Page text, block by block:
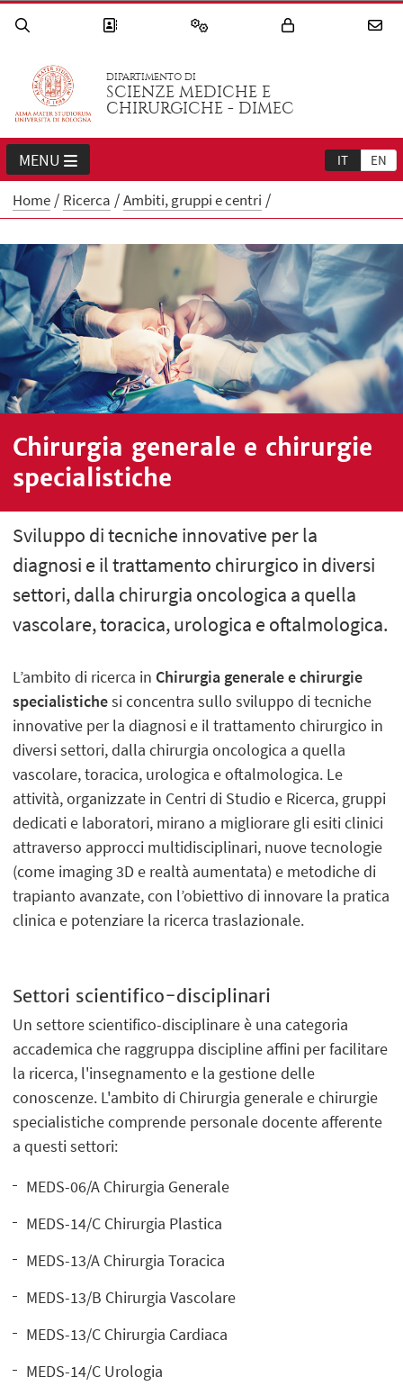
DIPARTIMENTO DI
SCIENZE MEDICHE E
CHIRURGICHE - DIMEC
IT EN
MENU
Home Ricerca Ambiti, gruppi e centri
Chirurgia generale e chirurgie
specialistiche
Sviluppo di tecniche innovative per la
diagnosi e il trattamento chirurgico in diversi
settori, dalla chirurgia oncologica a quella
vascolare, toracica, urologica e oftalmologica.
L’ambito di ricerca in Chirurgia generale e chirurgie
specialistichesi concentra sullo sviluppo di tecniche
innovative per la diagnosi e il trattamento chirurgico in
diversi settori, dalla chirurgia oncologica a quella
vascolare, toracica, urologica e oftalmologica. Le
attività, organizzate in Centri di Studio e Ricerca, gruppi
dedicati e laboratori, mirano a migliorare gli esiti clinici
attraverso approcci multidisciplinari, nuove tecnologie
(come imaging 3D e realtà aumentata) e metodiche di
trapianto avanzate, con l’obiettivo di innovare la pratica
clinica e potenziare la ricerca traslazionale.
Settori scientifico-disciplinari
Un settore scientifico-disciplinare è una categoria
accademica che raggruppa discipline affini per facilitare
la ricerca, l'insegnamento e la gestione delle
conoscenze. L'ambito di Chirurgia generale e chirurgie
specialistiche comprende personale docente afferente
a questi settori:
MEDS-06/A Chirurgia Generale
MEDS-14/C Chirurgia Plastica
MEDS-13/A Chirurgia Toracica
MEDS-13/B Chirurgia Vascolare
MEDS-13/C Chirurgia Cardiaca
MEDS-14/C Urologia